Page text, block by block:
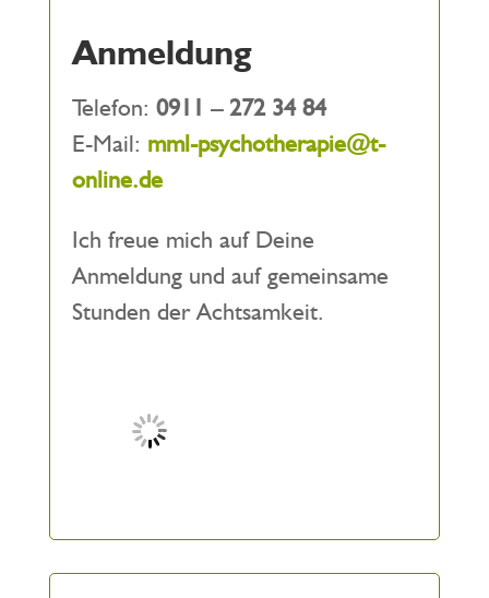
Anmeldung
Telefon: 0911 – 272 34 84
E-Mail: mml-psychotherapie@t-
online.de
Ich freue mich auf Deine
Anmeldung und auf gemeinsame
Stunden der Achtsamkeit.